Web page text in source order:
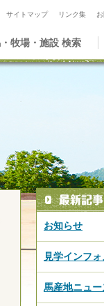
牧場・施設 検索
サイトマップ リンク集
お知らせ
見学インフ
馬産地ニュー